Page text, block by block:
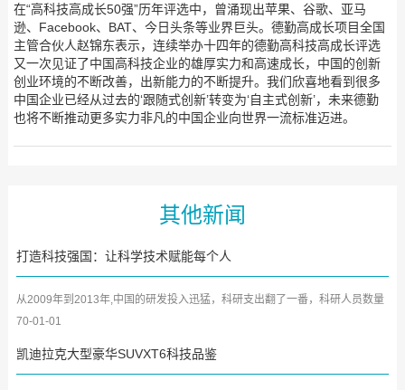
在“高科技高成长50强”历年评选中，曾涌现出苹果、谷歌、亚马
逊、Facebook、BAT、今日头条等业界巨头。德勤高成长项目全国
主管合伙人赵锦东表示，连续举办十四年的德勤高科技高成长评选
又一次见证了中国高科技企业的雄厚实力和高速成长，中国的创新
创业环境的不断改善，出新能力的不断提升。我们欣喜地看到很多
中国企业已经从过去的‘跟随式创新’转变为‘自主式创新’，未来德勤
也将不断推动更多实力非凡的中国企业向世界一流标准迈进。
其他新闻
打造科技强国：让科学技术赋能每个人
从2009年到2013年,中国的研发投入迅猛，科研支出翻了一番，科研人员数量
也超过美国，成为世界上拥...
70-01-01
凯迪拉克大型豪华SUVXT6科技品鉴